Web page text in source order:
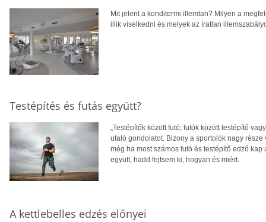
Mit jelent a konditermi illemtan? Milyen a
illik viselkedni és melyek az íratlan
Testépítés és futás együtt?
„Testépítők között futó, futók között testépítő
utaló gondolatot. Bizony a sportolók nagy
még ha most számos futó és testépítő edző
együtt, hadd fejtsem ki, hogyan és miért.
A kettlebelles edzés előnyei